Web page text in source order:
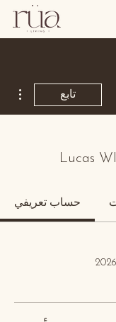
تابع
Lucas
حساب تعريفي